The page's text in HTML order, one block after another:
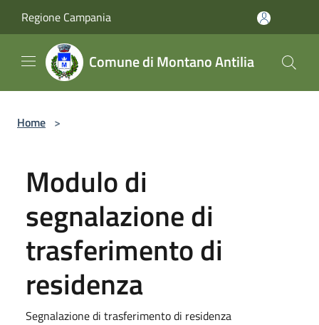
Regione Campania
Comune di Montano Antilia
Home >
Modulo di
segnalazione di
trasferimento di
residenza
Segnalazione di trasferimento di residenza